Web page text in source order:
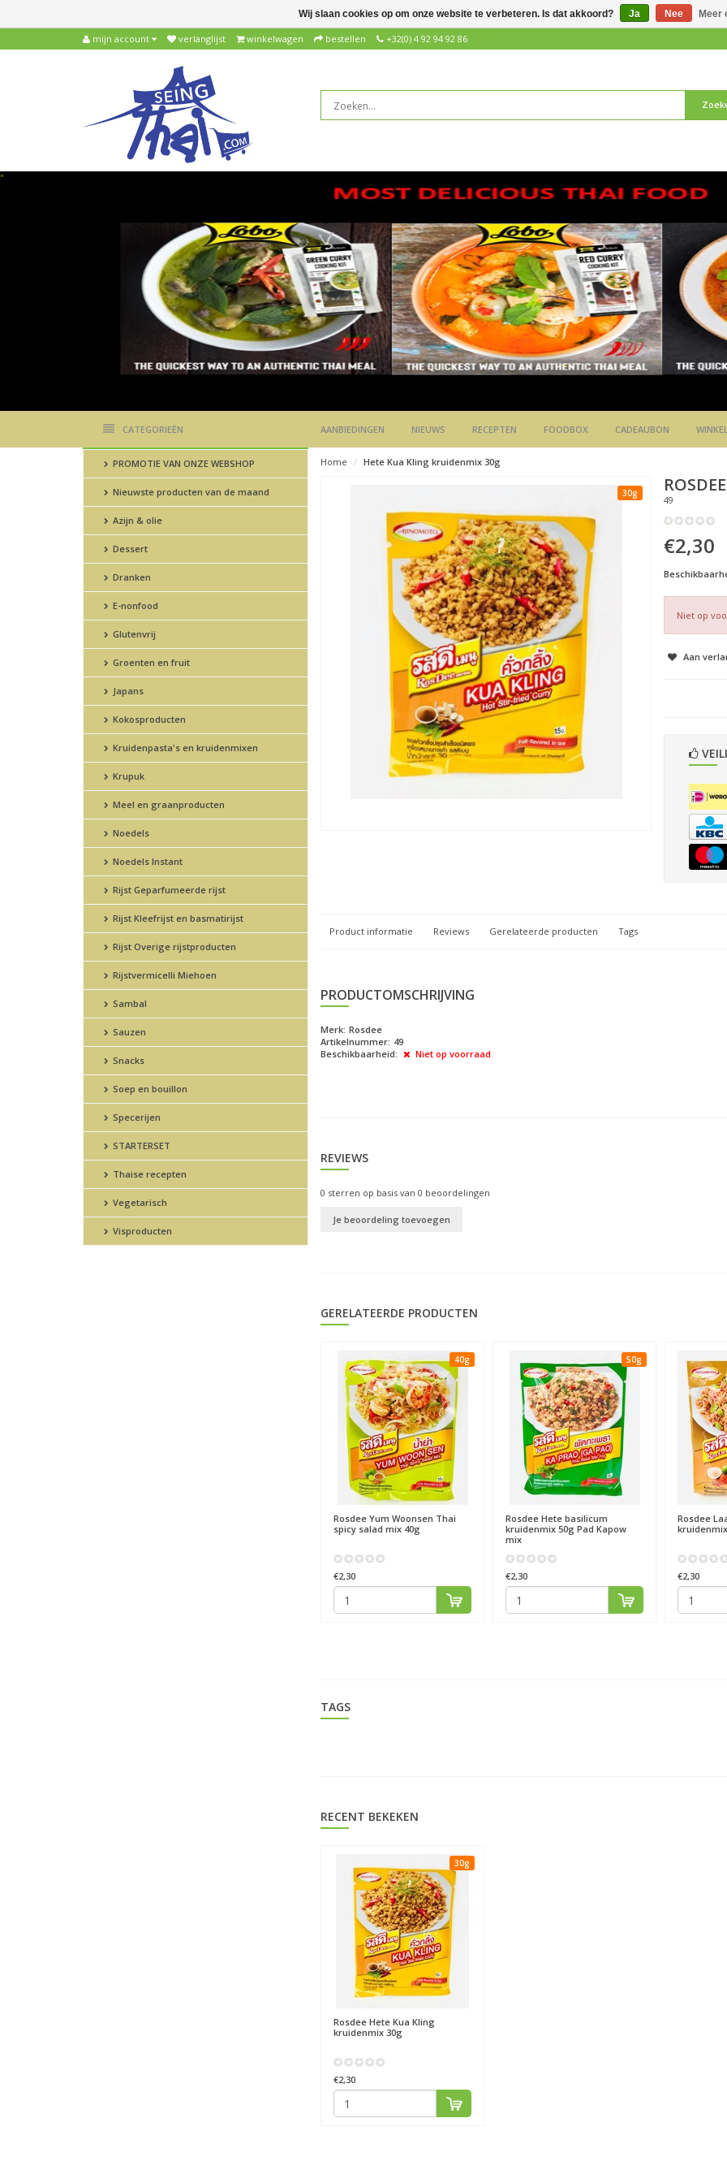
mijn account verlanglijst winkelwagen bestellen +32(0) 4 92 94 92 86
"
CATEGORIEËN AANBIEDINGEN NIEUWS RECEPTEN FOODBOX CADEAUBON
PROMOTIE VAN ONZE WEBSHOP
Nieuwste producten van de maand
Azijn & olie
Dessert
Dranken
E-nonfood
Glutenvrij
Groenten en fruit
Japans
Kokosproducten
Kruidenpasta's en kruidenmixen
Krupuk
Meel en graanproducten
Noedels
Noedels Instant
Rijst Geparfumeerde rijst
Rijst Kleefrijst en basmatirijst
Rijst Overige rijstproducten
Rijstvermicelli Miehoen
Sambal
Sauzen
Snacks
Soep en bouillon
Specerijen
STARTERSET
Thaise recepten
Vegetarisch
Visproducten
Home Hete Kua Kling kruidenmix 30g
30g ROSDEE
49
€2,30
Niet op
Aan
Product informatie Reviews Gerelateerde producten Tags
PRODUCTOMSCHRIJVING
Merk: Rosdee
Artikelnummer: 49
Beschikbaarheid:
Niet op voorraad
REVIEWS
0 sterren op basis van 0 beoordelingen
Je beoordeling toevoegen
GERELATEERDE PRODUCTEN
40g
RosdeeYum Woonsen Thai
spicy salad mix 40g
€2,30
50g
RosdeeHete basilicum
kruidenmix 50g Pad Kapow
mix
€2,30
Rosdee
€2,30
TAGS
RECENT BEKEKEN
30g
RosdeeHete Kua Kling
kruidenmix 30g
€2,30
Wij slaan cookies op om onze website te verbeteren. Is dat akkoord? Ja Nee Meer